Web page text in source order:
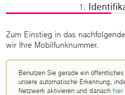
1.
Zum Einstieg in das
wir Ihre Mobilfunknummer.
Benutzen Sie gerade ein
unsere automatische Erkennung,
Netzwerk aktivieren und danach